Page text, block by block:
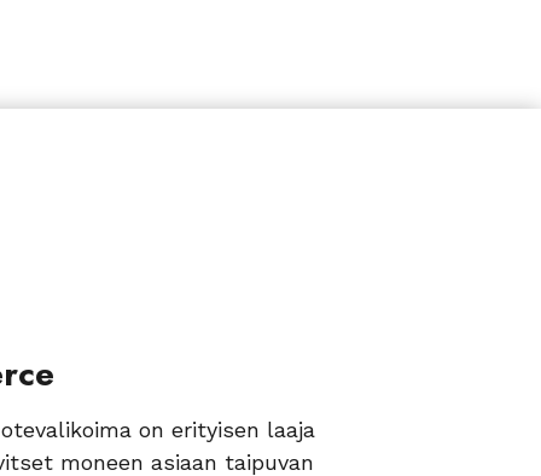
on erityisen laaja
moneen asiaan taipuvan